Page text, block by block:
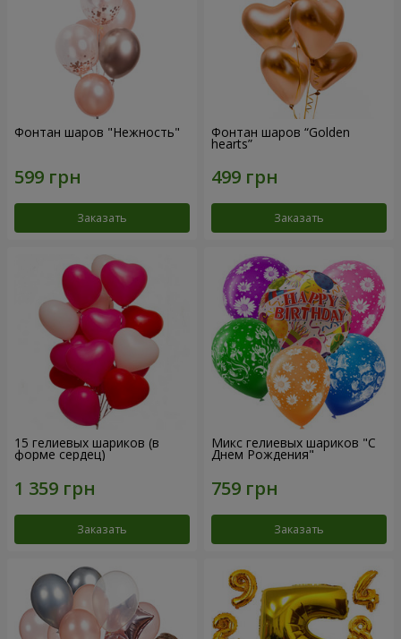
Фонтан шаров "Нежность"
Заказать
Фонтан шаров “Golden
hearts”
Заказать
15 гелиевых шариков (в
форме сердец)
Заказать
Микс гелиевых шариков "C
Днем Рождения"
Заказать